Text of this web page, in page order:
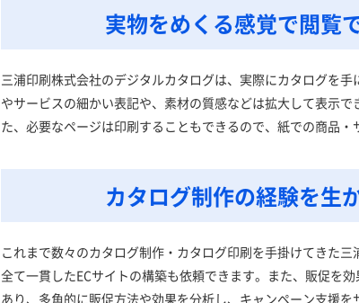
実物をめくる感覚で閲覧
三浦印刷株式会社のデジタルカタログは、実際にカタログを
やサービスの細かい表記や、素材の質感などは拡大して表示
た、必要なページは印刷することもできるので、紙での商品・
カタログ制作の経験を生
これまで数々のカタログ制作・カタログ印刷を手掛けてきた
全て一貫したECサイトの構築も依頼できます。また、販促を
あり、多角的に販促方法や効果を分析し、キャンペーン支援を